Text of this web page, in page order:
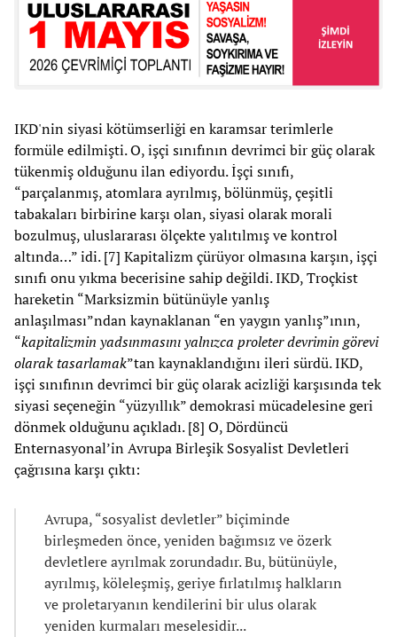
IKD'nin siyasi kötümserliği en karamsar terimlerle
formüle edilmişti. O, işçi sınıfının devrimci bir güç olarak
tükenmiş olduğunu ilan ediyordu. İşçi sınıfı,
“parçalanmış, atomlara ayrılmış, bölünmüş, çeşitli
tabakaları birbirine karşı olan, siyasi olarak morali
bozulmuş, uluslararası ölçekte yalıtılmış ve kontrol
altında…” idi. [7] Kapitalizm çürüyor olmasına karşın, işçi
sınıfı onu yıkma becerisine sahip değildi. IKD, Troçkist
hareketin “Marksizmin bütünüyle yanlış
anlaşılması”ndan kaynaklanan “en yaygın yanlış”ının,
“kapitalizmin yadsınmasını yalnızca proleter devrimin görevi
olarak tasarlamak”tan kaynaklandığını ileri sürdü. IKD,
işçi sınıfının devrimci bir güç olarak acizliği karşısında tek
siyasi seçeneğin “yüzyıllık” demokrasi mücadelesine geri
dönmek olduğunu açıkladı. [8] O, Dördüncü
Enternasyonal’in Avrupa Birleşik Sosyalist Devletleri
çağrısına karşı çıktı:
Avrupa, “sosyalist devletler” biçiminde
birleşmeden önce, yeniden bağımsız ve özerk
devletlere ayrılmak zorundadır. Bu, bütünüyle,
ayrılmış, köleleşmiş, geriye fırlatılmış halkların
ve proletaryanın kendilerini bir ulus olarak
yeniden kurmaları meselesidir...